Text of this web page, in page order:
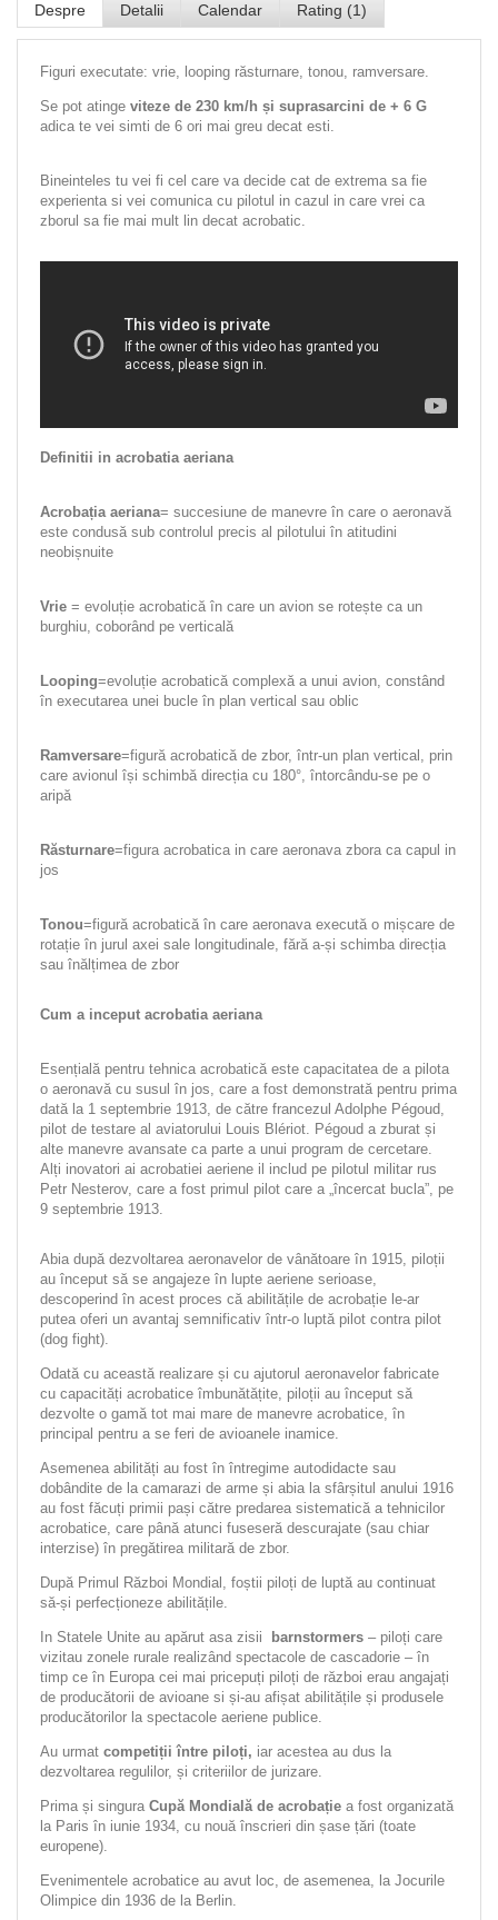
Despre Detalii Calendar Rating (1)
Figuri executate: vrie, looping răsturnare, tonou, ramversare.
Se pot atinge viteze de 230 km/h și suprasarcini de + 6 G
adica te vei simti de 6 ori mai greu decat esti.
Bineinteles tu vei fi cel care va decide cat de extrema sa fie
experienta si vei comunica cu pilotul in cazul in care vrei ca
zborul sa fie mai mult lin decat acrobatic.
Definitii in acrobatia aeriana
Acrobația aeriana= succesiune de manevre în care o aeronavă
este condusă sub controlul precis al pilotului în atitudini
neobișnuite
Vrie = evoluție acrobatică în care un avion se rotește ca un
burghiu, coborând pe verticală
Looping=evoluție acrobatică complexă a unui avion, constând
în executarea unei bucle în plan vertical sau oblic
Ramversare=figură acrobatică de zbor, într-un plan vertical, prin
care avionul își schimbă direcția cu 180°, întorcându-se pe o
aripă
Răsturnare=figura acrobatica in care aeronava zbora ca capul in
jos
Tonou=figură acrobatică în care aeronava execută o mișcare de
rotație în jurul axei sale longitudinale, fără a-și schimba direcția
sau înălțimea de zbor
Cum a inceput acrobatia aeriana
Esențială pentru tehnica acrobatică este capacitatea de a pilota
o aeronavă cu susul în jos, care a fost demonstrată pentru prima
dată la 1 septembrie 1913, de către francezul Adolphe Pégoud,
pilot de testare al aviatorului Louis Blériot. Pégoud a zburat și
alte manevre avansate ca parte a unui program de cercetare.
Alți inovatori ai acrobatiei aeriene il includ pe pilotul militar rus
Petr Nesterov, care a fost primul pilot care a „încercat bucla”, pe
9 septembrie 1913.
Abia după dezvoltarea aeronavelor de vânătoare în 1915, piloții
au început să se angajeze în lupte aeriene serioase,
descoperind în acest proces că abilitățile de acrobație le-ar
putea oferi un avantaj semnificativ într-o luptă pilot contra pilot
(dog fight).
Odată cu această realizare și cu ajutorul aeronavelor fabricate
cu capacități acrobatice îmbunătățite, piloții au început să
dezvolte o gamă tot mai mare de manevre acrobatice, în
principal pentru a se feri de avioanele inamice.
Asemenea abilități au fost în întregime autodidacte sau
dobândite de la camarazi de arme și abia la sfârșitul anului 1916
au fost făcuți primii pași către predarea sistematică a tehnicilor
acrobatice, care până atunci fuseseră descurajate (sau chiar
interzise) în pregătirea militară de zbor.
După Primul Război Mondial, foștii piloți de luptă au continuat
să-și perfecționeze abilitățile.
In Statele Unite au apărut asa zisii barnstormers – piloți care
vizitau zonele rurale realizând spectacole de cascadorie – în
timp ce în Europa cei mai pricepuți piloți de război erau angajați
de producătorii de avioane si și-au afișat abilitățile și produsele
producătorilor la spectacole aeriene publice.
Au urmat competiții între piloți, iar acestea au dus la
dezvoltarea regulilor, și criteriilor de jurizare.
Prima și singura Cupă Mondială de acrobație a fost organizată
la Paris în iunie 1934, cu nouă înscrieri din șase țări (toate
europene).
Evenimentele acrobatice au avut loc, de asemenea, la Jocurile
Olimpice din 1936 de la Berlin.